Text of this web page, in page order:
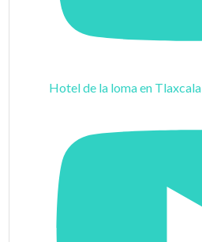
Hotel de la loma en Tlaxcala